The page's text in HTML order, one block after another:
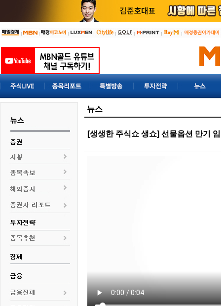
뉴스
[생생한 주식쇼 생쇼] 선물옵션 만기